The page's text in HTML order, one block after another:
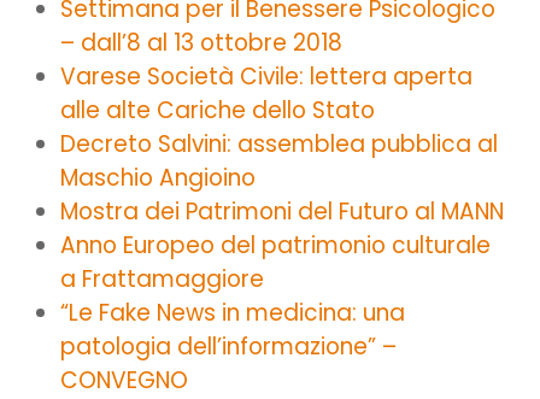
Settimana per il Benessere Psicologico
– dall’8 al 13 ottobre 2018
Varese Società Civile: lettera aperta
alle alte Cariche dello Stato
Decreto Salvini: assemblea pubblica al
Maschio Angioino
Mostra dei Patrimoni del Futuro al MANN
Anno Europeo del patrimonio culturale
a Frattamaggiore
“Le Fake News in medicina: una
patologia dell’informazione” –
CONVEGNO